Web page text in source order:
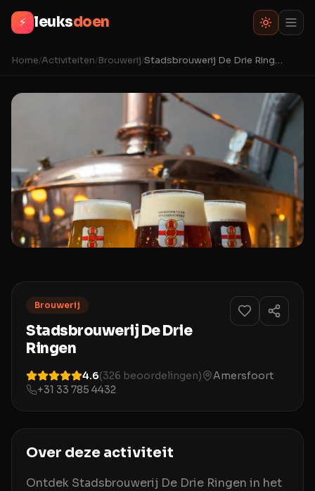
⚡ leuksdoen
Home/Activiteiten/Brouwerij/ Stadsbrouwerij De Drie Ringen
Brouwerij
Stadsbrouwerij De Drie
Ringen
4.6(326 beoordelingen)
Amersfoort
+31 33 785 4432
Over deze activiteit
Ontdek Stadsbrouwerij De Drie Ringen in het